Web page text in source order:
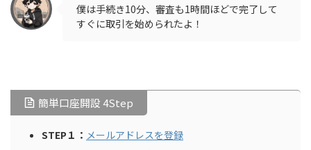
僕は手続き10分、審査も1時間ほどで完了して
すぐに取引を始められたよ！
簡単口座開設 4Step
STEP１： メールアドレスを登録